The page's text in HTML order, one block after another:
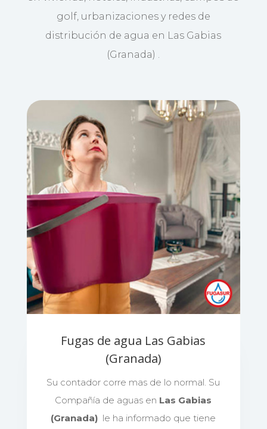
golf, urbanizaciones y redes de
distribución de agua en Las Gabias
(Granada) .
Fugas de agua Las Gabias
(Granada)
Su contador corre mas de lo normal. Su
Compañía de aguas en Las Gabias
(Granada) le ha informado que tiene